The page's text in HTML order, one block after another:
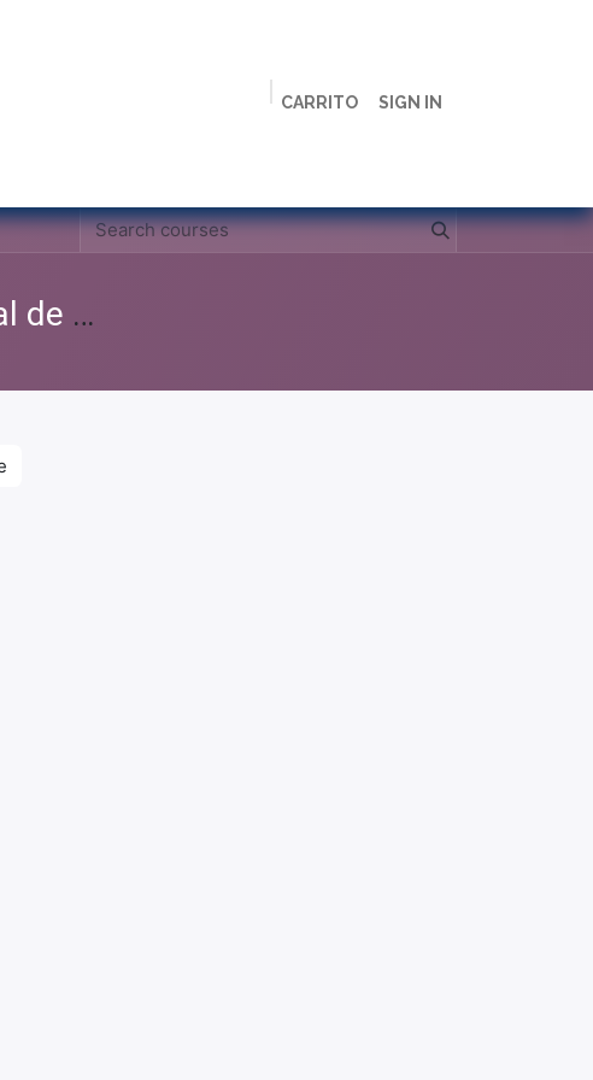
CARRITO SIGN IN
Clases Grabadas Anteriores (Material de apoyo para alumnos)